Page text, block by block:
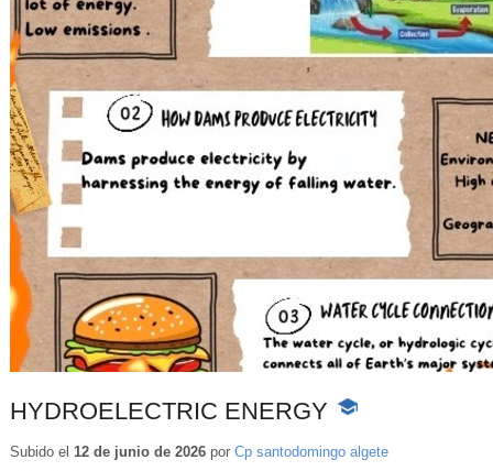
HYDROELECTRIC ENERGY
-
educativo
Subido el 12 de junio de 2026por Cp santodomingo algete